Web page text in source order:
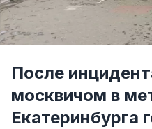
После
москвичом в
Екатеринбурга